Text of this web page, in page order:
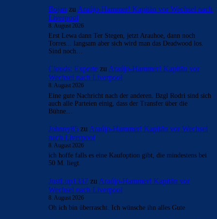
Bojan zu Araújo-Hammer! Kapitän vor Wechsel nach
Liverpool
8. August 2026
Erst Lewa dann Ter Stegen, jetzt Arauhoe, dann noch
Torres... langsam aber sich wird man das Deadwood los.
Sind noch…
Clouds: Experte zuAraújo-Hammer! Kapitän vor
Wechsel nach Liverpool
8. August 2026
Eine gute Nachricht nach der anderen. Bzgl Rodri sind sich
auch alle Parteien einig, dass der Transfer über die
Bühne…
Johnny85 zu Araújo-Hammer! Kapitän vor Wechsel
nach Liverpool
8. August 2026
ich hoffe falls es eine Kaufoption gibt, die mindestens bei
50 M. liegt.
JustLup1337 zu Araújo-Hammer! Kapitän vor
Wechsel nach Liverpool
8. August 2026
Oh ich bin überrascht. Ich wünsche ihn alles Gute